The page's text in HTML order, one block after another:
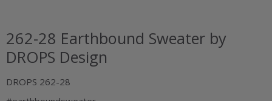
262-28 Earthbound Sweater by
DROPS Design
DROPS 262-28